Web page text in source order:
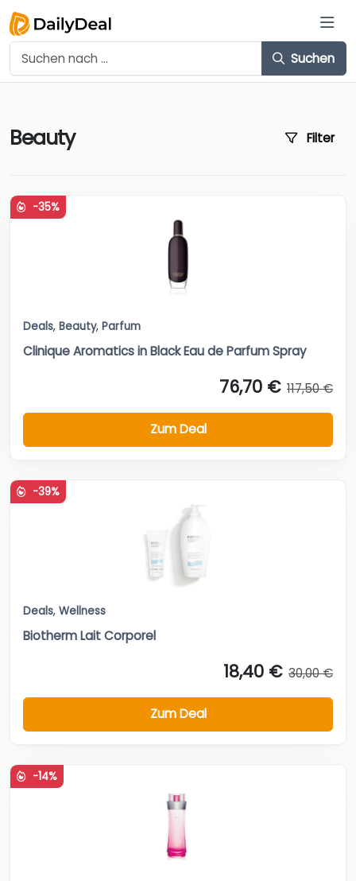
Suchen
Beauty Filter
-35%
Deals, Beauty, Parfum
Clinique Aromatics in Black Eau de Parfum Spray
76,70 € 117,50 €
Zum Deal
-39%
Deals, Wellness
Biotherm Lait Corporel
18,40 € 30,00 €
Zum Deal
-14%